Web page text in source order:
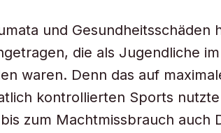
und Gesundheitsschäden
die als Jugendliche
waren. Denn das auf
kontrollierten Sports
zum Machtmissbrauch auch